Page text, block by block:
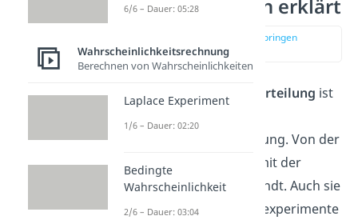
Verteilung einfach erklärt
zur Stelle im Video springen
(00:10)
Die hypergeometrische Verteilung ist
Wahrscheinlichkeitsverteilung. Von der
Idee her ist sie sehr nahe mit der
Binomialverteilungverwandt. Auch sie
verwendet man für Zufallsexperimente
6/6 – Dauer: 05:28
Wahrscheinlichkeitsrechnung
Berechnen von Wahrscheinlichkeiten
Laplace Experiment
1/6 – Dauer: 02:20
Bedingte
Wahrscheinlichkeit
2/6 – Dauer: 03:04